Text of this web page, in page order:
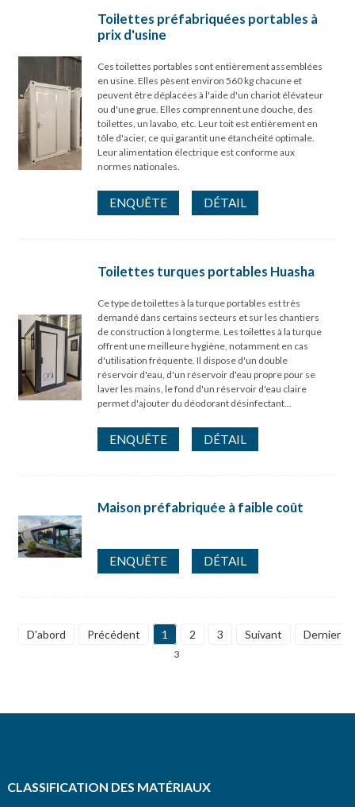
Toilettes préfabriquées portables à
prix d'usine
Ces toilettes portables sont entièrement assemblées
en usine. Elles pèsent environ 560 kg chacune et
peuvent être déplacées à l'aide d'un chariot élévateur
ou d'une grue. Elles comprennent une douche, des
toilettes, un lavabo, etc. Leur toit est entièrement en
tôle d'acier, ce qui garantit une étanchéité optimale.
Leur alimentation électrique est conforme aux
normes nationales.
ENQUÊTE DÉTAIL
Toilettes turques portables Huasha
Ce type de toilettes à la turque portables est très
demandé dans certains secteurs et sur les chantiers
de construction à long terme. Les toilettes à la turque
offrent une meilleure hygiène, notamment en cas
d'utilisation fréquente. Il dispose d'un double
réservoir d'eau, d'un réservoir d'eau propre pour se
laver les mains, le fond d'un réservoir d'eau claire
permet d'ajouter du déodorant désinfectant...
ENQUÊTE DÉTAIL
Maison préfabriquée à faible coût
ENQUÊTE DÉTAIL
D'abord Précédent 1 2 3 Suivant Dernier
3
CLASSIFICATION DES MATÉRIAUX